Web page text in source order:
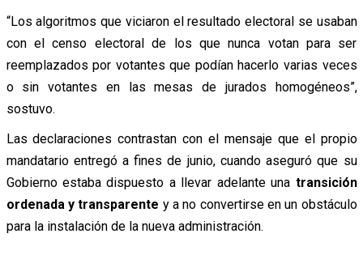
“Los algoritmos que viciaron el resultado electoral se usaban
con el censo electoral de los que nunca votan para ser
reemplazados por votantes que podían hacerlo varias veces
o sin votantes en las mesas de jurados homogéneos”,
sostuvo.
Las declaraciones contrastan con el mensaje que el propio
mandatario entregó a fines de junio, cuando aseguró que su
Gobierno estaba dispuesto a llevar adelante una transición
ordenada y transparente y a no convertirse en un obstáculo
para la instalación de la nueva administración.